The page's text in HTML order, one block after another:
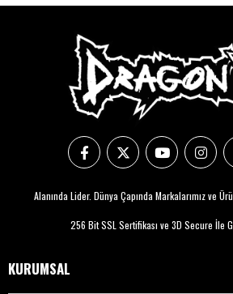
Alanında Lider. Dünya Çapında Markalarımız ve
256 Bit SSL Sertifikası ve 3D Secure İle
KURUMSAL